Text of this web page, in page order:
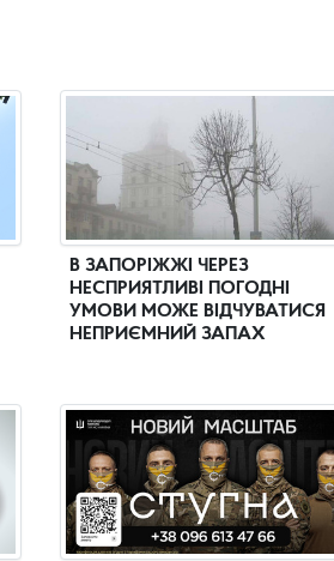
В ЗАПОРІЖЖІ ЧЕРЕЗ
НЕСПРИЯТЛИВІ ПОГОДНІ
УМОВИ МОЖЕ ВІДЧУВАТИСЯ
НЕПРИЄМНИЙ ЗАПАХ